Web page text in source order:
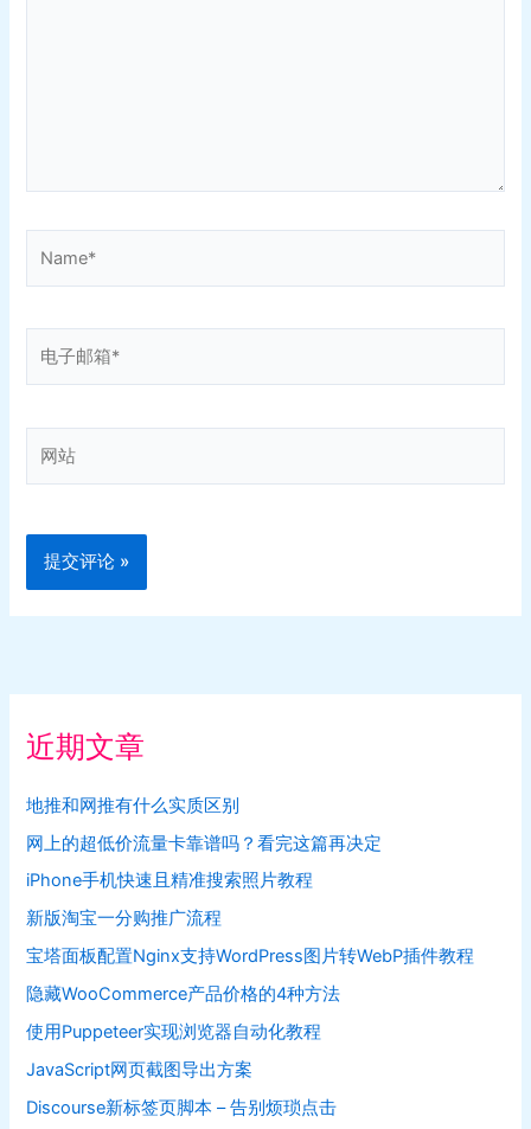
箱
站
近期文章
地推和网推有什么实质区别
网上的超低价流量卡靠谱吗？看完这篇再决定
iPhone手机快速且精准搜索照片教程
新版淘宝一分购推广流程
宝塔面板配置Nginx支持WordPress图片转WebP插件教程
隐藏WooCommerce产品价格的4种方法
使用Puppeteer实现浏览器自动化教程
JavaScript网页截图导出方案
Discourse新标签页脚本 – 告别烦琐点击